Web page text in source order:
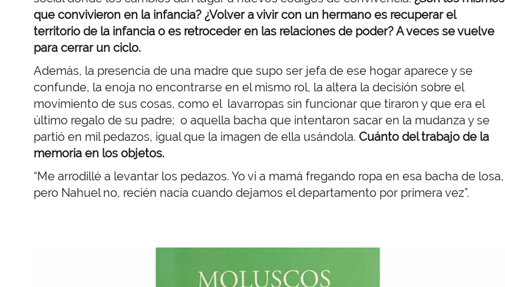
que convivieron en la infancia? ¿Volver a vivir con un hermano es recuperar el
territorio de la infancia o es retroceder en las relaciones de poder? A veces se vuelve
para cerrar un ciclo.
Además, la presencia de una madre que supo ser jefa de ese hogar aparece y se
confunde, la enoja no encontrarse en el mismo rol, la altera la decisión sobre el
movimiento de sus cosas, como el lavarropas sin funcionar que tiraron y que era el
último regalo de su padre; o aquella bacha que intentaron sacar en la mudanza y se
partió en mil pedazos, igual que la imagen de ella usándola. Cuánto del trabajo de la
memoria en los objetos.
“Me arrodillé a levantar los pedazos. Yo vi a mamá fregando ropa en esa bacha de losa,
pero Nahuel no, recién nacía cuando dejamos el departamento por primera vez”.